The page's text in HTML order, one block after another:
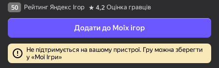
85 16+
50 Рейтинг Яндекс Ігор 4,2 Оцінка гравців
Додати до Моїх ігор
Не підтримується на вашому пристрої. Гру можна зберегти
у «Мої Ігри»